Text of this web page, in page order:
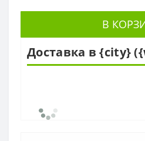
В
Доставка в {city}